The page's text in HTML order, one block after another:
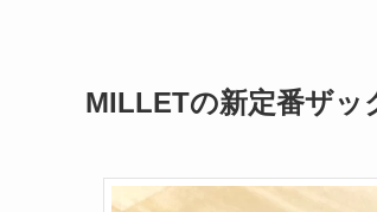
MILLETの新定番ザッ